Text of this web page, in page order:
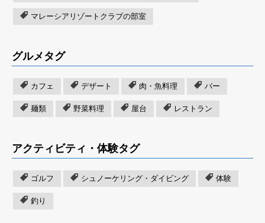
マレーシアリゾートクラブの部室
グルメタグ
カフェ デザート 肉・魚料理 バー
麺類 野菜料理 屋台 レストラン
アクティビティ・体験タグ
ゴルフ シュノーケリング・ダイビング 体験
釣り